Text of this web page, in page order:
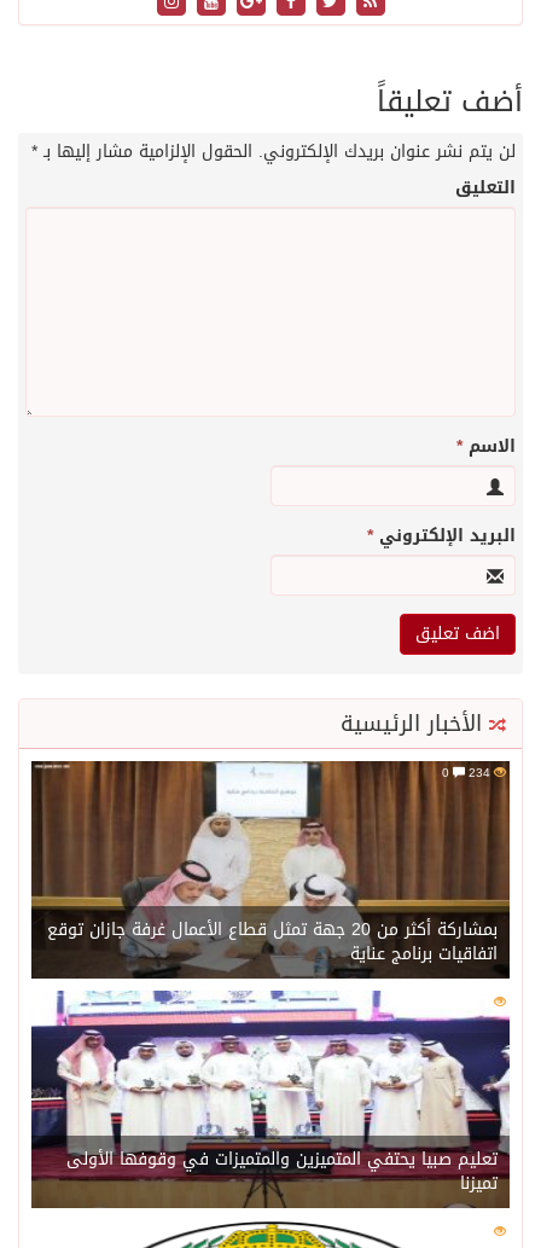
أضف تعليقاً
لن يتم نشر عنوان بريدك الإلكتروني. الحقول الإلزامية مشار إليها بـ*
التعليق
الاسم*
البريد الإلكتروني*
الأخبار الرئيسية
234
بمشاركة أكثر من 20 جهة تمثل قطاع الأعمال غرفة جازان توقع
اتفاقيات برنامج عناية
217
تعليم صبيا يحتفي المتميزين والمتميزات في وقوفها الأولى
تميزنا
211